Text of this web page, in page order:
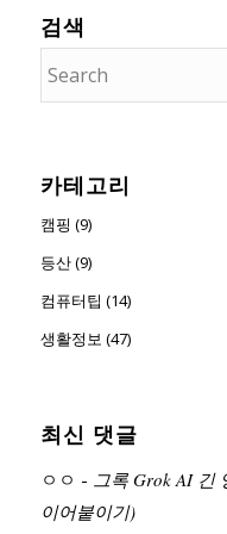
검색
카테고리
캠핑 (9)
등산 (9)
컴퓨터팁 (14)
생활정보 (47)
최신 댓글
ㅇㅇ - 그록 Grok AI 긴
이어붙이기)